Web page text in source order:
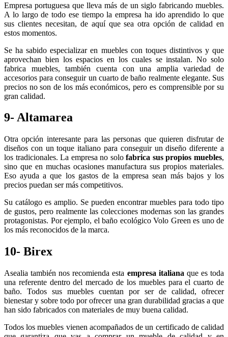
Empresa portuguesa que lleva más de un siglo fabricando muebles.
A lo largo de todo ese tiempo la empresa ha ido aprendido lo que
sus clientes necesitan, de aquí que sea otra opción de calidad en
estos momentos.
Se ha sabido especializar en muebles con toques distintivos y que
aprovechan bien los espacios en los cuales se instalan. No solo
fabrica muebles, también cuenta con una amplia variedad de
accesorios para conseguir un cuarto de baño realmente elegante. Sus
precios no son de los más económicos, pero es comprensible por su
gran calidad.
9- Altamarea
Otra opción interesante para las personas que quieren disfrutar de
diseños con un toque italiano para conseguir un diseño diferente a
los tradicionales. La empresa no solofabrica sus propios muebles,
sino que en muchas ocasiones manufactura sus propios materiales.
Eso ayuda a que los gastos de la empresa sean más bajos y los
precios puedan ser más competitivos.
Su catálogo es amplio. Se pueden encontrar muebles para todo tipo
de gustos, pero realmente las colecciones modernas son las grandes
protagonistas. Por ejemplo, el baño ecológico Volo Green es uno de
los más reconocidos de la marca.
10- Birex
Asealia también nos recomienda esta empresa italiana que es toda
una referente dentro del mercado de los muebles para el cuarto de
baño. Todos sus muebles cuentan por ser de calidad, ofrecer
bienestar y sobre todo por ofrecer una gran durabilidad gracias a que
han sido fabricados con materiales de muy buena calidad.
Todos los muebles vienen acompañados de un certificado de calidad